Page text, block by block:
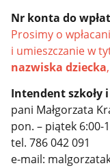
Nr konta do
Prosimy o
i umieszczanie w
nazwiska dziecka
Intendent szkoły
pani Małgorzata
pon. – piątek 6:00-
tel. 786 042 091
e-mail: